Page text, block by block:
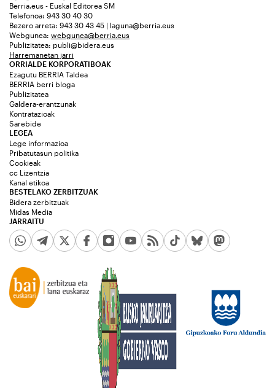
Berria.eus - Euskal Editorea SM
Telefonoa: 943 30 40 30
Bezero arreta: 943 30 43 45 | laguna@berria.eus
Webgunea: webgunea@berria.eus
Publizitatea: publi@bidera.eus
Harremanetan jarri
ORRIALDE KORPORATIBOAK
Ezagutu BERRIA Taldea
BERRIA berri bloga
Publizitatea
Galdera-erantzunak
Kontratazioak
Sarebide
JARRAITU
LEGEA
Lege informazioa
Pribatutasun politika
Cookieak
cc Lizentzia
Kanal etikoa
BESTELAKO ZERBITZUAK
Bidera zerbitzuak
Midas Media